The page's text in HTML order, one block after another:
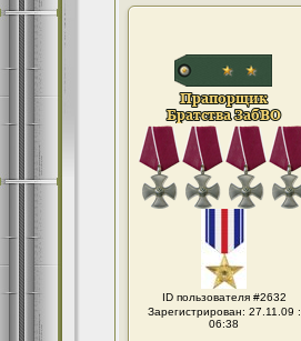
ID пользователя #2632
Зарегистрирован: 27.11.09 :
06:38